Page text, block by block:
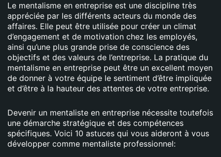
Le mentalisme en entreprise est une discipline très
appréciée par les différents acteurs du monde des
affaires. Elle peut être utilisée pour créer un climat
d’engagement et de motivation chez les employés,
ainsi qu’une plus grande prise de conscience des
objectifs et des valeurs de l’entreprise. La pratique du
mentalisme en entreprise peut être un excellent moyen
de donner à votre équipe le sentiment d’être impliquée
et d’être à la hauteur des attentes de votre entreprise.
Devenir un mentaliste en entreprise nécessite toutefois
une démarche stratégique et des compétences
spécifiques. Voici 10 astuces qui vous aideront à vous
développer comme mentaliste professionnel: